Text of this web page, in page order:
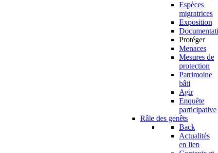
Espèces
migratrices
Exposition
Protéger
Menaces
Mesures de
protection
Patrimoine
bâti
Agir
Enquête
participative
Râle des genêts
Back
Actualités
en lien